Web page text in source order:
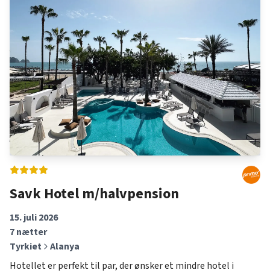
Savk Hotel m/halvpension
15. juli 2026
7nætter
Tyrkiet
Alanya
Hotellet er perfekt til par, der ønsker et mindre hotel i